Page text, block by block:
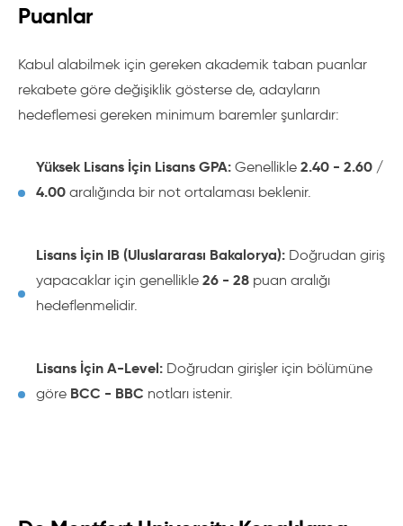
Puanlar
Kabul alabilmek için gereken akademik taban puanlar
rekabete göre değişiklik gösterse de, adayların
hedeflemesi gereken minimum baremler şunlardır:
Yüksek Lisans İçin Lisans GPA: Genellikle 2.40 - 2.60 /
4.00 aralığında bir not ortalaması beklenir.
Lisans İçin IB (Uluslararası Bakalorya): Doğrudan giriş
yapacaklar için genellikle 26 - 28 puan aralığı
hedeflenmelidir.
Lisans İçin A-Level: Doğrudan girişler için bölümüne
göre BCC - BBC notları istenir.